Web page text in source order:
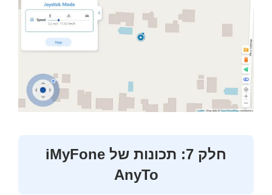
חלק 7: תכונות של iMyFone
AnyTo